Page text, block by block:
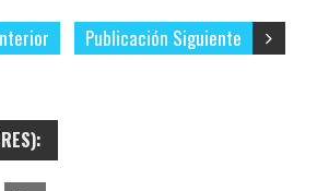
Publicación Siguiente